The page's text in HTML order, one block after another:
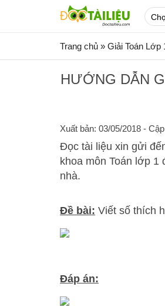
Trang chủ » Giải Toán Lớp
HƯỚNG DẪN
Xuất bản: 03/05/2018 -
Đọc tài liệu xin gửi
khoa môn Toán lớp
nhà.
Đề bài: Viết số thích
Đáp án: